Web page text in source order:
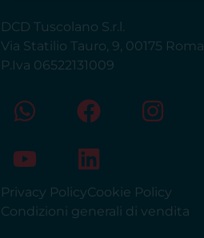
DCD Tuscolano S.r.l.
Via Statilio Tauro, 9, 00175 Roma
P.Iva 06522131009
Privacy PolicyCookie Policy
Condizioni generali di vendita